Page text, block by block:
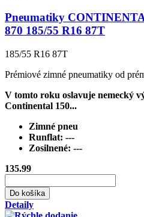
Pneumatiky
870 185/55 R16 87T
185/55 R16 87T
Prémiové zimné pneumatiky od
V tomto roku oslavuje nemecký
Continental 150...
Zimné pneu
Runflat: ---
Zosilnené: ---
135.99
Do košíka
Detaily